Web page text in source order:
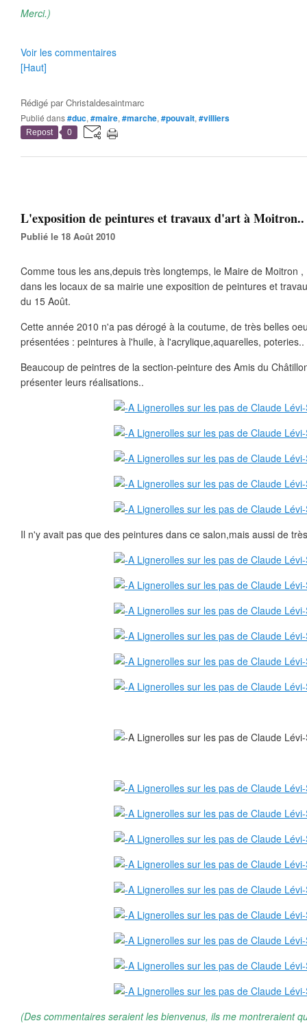
Merci.)
Voir les commentaires
[Haut]
Rédigé parChristaldesaintmarc
Publié dans#duc, #maire, #marche, #pouvait, #villiers
Repost 0
L'exposition de peintures et travaux d'art à Moitron..
Publié le 18 Août 2010
Comme tous les ans,depuis très longtemps, le Maire de Moitron
dans les locaux de sa mairie une exposition de peintures et
du 15 Août.
Cette année 2010 n'a pas dérogé à la coutume, de très belles
présentées : peintures à l'huile, à l'acrylique,aquarelles, poteries..
Beaucoup de peintres de la section-peinture des Amis du
présenter leurs réalisations..
Il n'y avait pas que des peintures dans ce salon,mais aussi de
(Des commentaires seraient les bienvenus, ils me montreraient